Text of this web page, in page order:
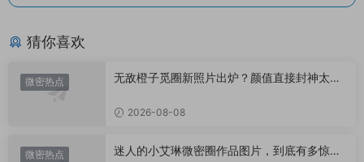
猜你喜欢
微密热点
无敌橙子觅圈新照片出炉？颜值直接封神太惊
2026-08-08
微密热点
迷人的小艾琳微密圈作品图片，到底有多惊